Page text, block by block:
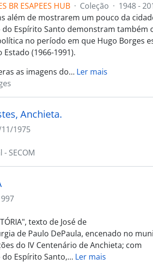
BR ESAPEES HUB · Coleção · 1948 -
além de mostrarem um pouco da
do Espírito Santo demonstram também
no período em que Hugo Borges
(1966-1991).
as imagens do… Ler mais
Anchieta.
1975
SECOM
texto de José de
de Paulo DePaula, encenado no
do IV Centenário de Anchieta; com
Espírito Santo,… Ler mais